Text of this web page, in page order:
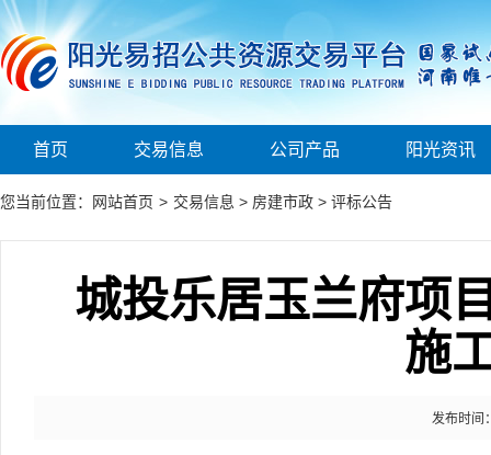
首页 交易信息 公司产品 阳光资讯
您当前位置： 网站首页 > 交易信息 > 房建市政 > 评标公告
城投乐居玉兰府项
施
发布时间